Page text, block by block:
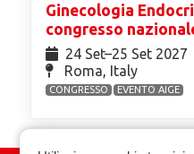
Ginecologia
congresso
24 Set⁠–25 Set 2027
Roma, Italy
CONGRESSO EVENTO AIGE